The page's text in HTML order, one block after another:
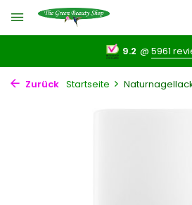
9.2 @5961
Zurück Startseite